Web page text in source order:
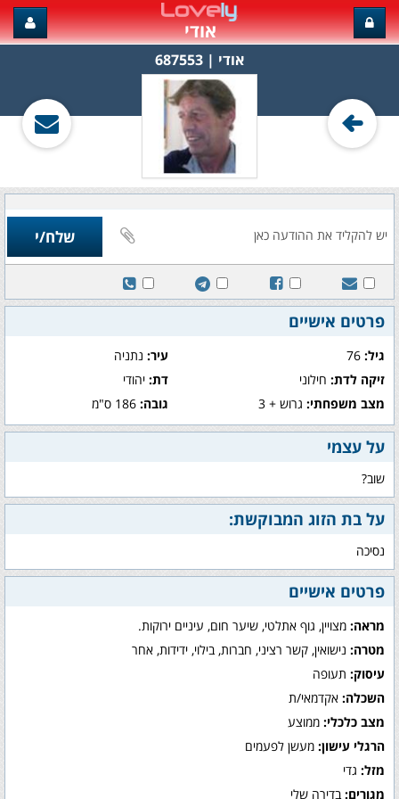
אודי
אודי‏ | 687553
פרטים אישיים
גיל: עיר:נתניה
זיקה לדת: חילוני דת:יהודי
מצב משפחתי: גרוש + 3 גובה:186 ס"מ
על עצמי
שוב?
על בת הזוג המבוקשת:
נסיכה
פרטים אישיים
מראה: מצויין, גוף אתלטי, שיער חום, עיניים ירוקות.
מטרה: נישואין, קשר רציני, חברות, בילוי, ידידות, אחר
עיסוק: תעופה
השכלה: אקדמאי/ת
מצב כלכלי: ממוצע
הרגלי עישון: מעשן לפעמים
מזל: גדי
מגורים: בדירה שלי